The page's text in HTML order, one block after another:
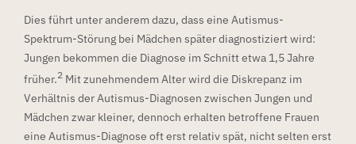
Dies führt unter anderem dazu, dass eine Autismus-
Spektrum-Störung bei Mädchen später diagnostiziert wird:
Jungen bekommen die Diagnose im Schnitt etwa 1,5 Jahre
früher.2Mit zunehmendem Alter wird die Diskrepanz im
Verhältnis der Autismus-Diagnosen zwischen Jungen und
Mädchen zwar kleiner, dennoch erhalten betroffene Frauen
eine Autismus-Diagnose oft erst relativ spät, nicht selten erst